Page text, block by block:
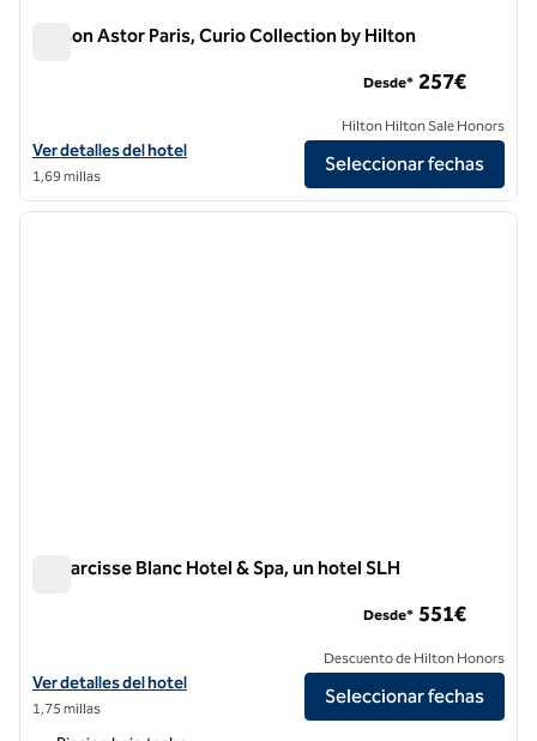
Maison Astor Paris, Curio Collection by Hilton
Ver detalles del hotel Maison Astor Paris, Curio Collection by Hilton
Ver detalles del hotel
1,69 millas
Desde* 257€
Hilton Hilton Sale Honors
Seleccionar fechas
1/12
1 de 12
Le Narcisse Blanc Hotel & Spa, un hotel SLH
Ver detalles del hotel Le Narcisse Blanc Hotel & Spa, un hotel SLH
Ver detalles del hotel
1,75 millas
Desde* 551€
Descuento de Hilton Honors
Seleccionar fechas